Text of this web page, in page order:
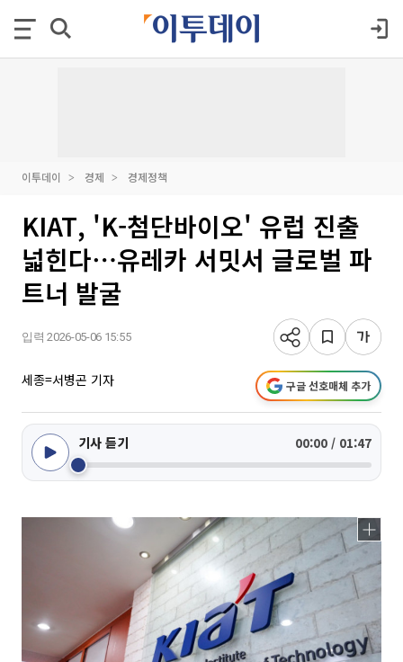
이투데이 경제 경제정책
KIAT, 'K-첨단바이오' 유럽 진출
넓힌다⋯유레카 서밋서 글로벌 파
트너 발굴
입력 2026-05-06 15:55
세종=서병곤 기자 구글 선호매체 추가
기사 듣기 00:00 / 01:47